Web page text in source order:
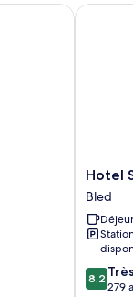
Hotel
Savica
Garni
-
Sava
Hotels
&
Resorts
Hotel
Bled
8.2
sur
8,2
279
Hotel